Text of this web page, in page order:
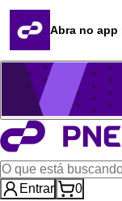
Quero revender
Blog
Whatsapp (16) 99764-
Televendas (47)
Entrar
0
Abra no app